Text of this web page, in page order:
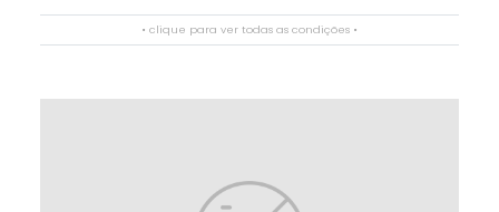
• clique para ver todas as condições •